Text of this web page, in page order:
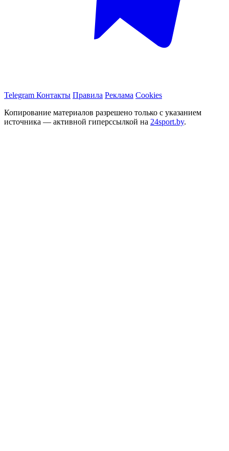
Telegram Контакты Правила Реклама Cookies
Копирование материалов разрешено только с указанием
источника — активной гиперссылкой на 24sport.by.